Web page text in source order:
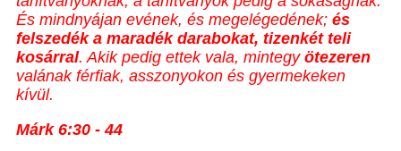
És mindnyájan evének, és megelégedének; és
felszedék a maradék darabokat, tizenkét teli
kosárral. Akik pedig ettek vala, mintegy ötezeren
valának férfiak, asszonyokon és gyermekeken
kívül.
Márk 6:30 - 44